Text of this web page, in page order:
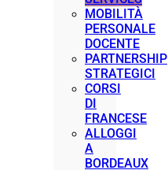
MOBILITÀ
PERSONALE
DOCENTE
PARTNERSHIP
STRATEGICI
CORSI
DI
FRANCESE
ALLOGGI
A
BORDEAUX